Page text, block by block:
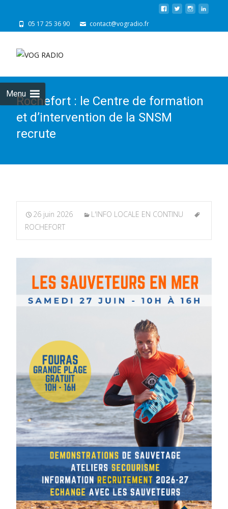
05 17 25 36 90 contact@vogradio.fr
Menu
Rochefort : le Centre de formation
et d’intervention de la SNSM
recrute
26 juin 2026
L'INFO LOCALE EN CONTINU
ROCHEFORT